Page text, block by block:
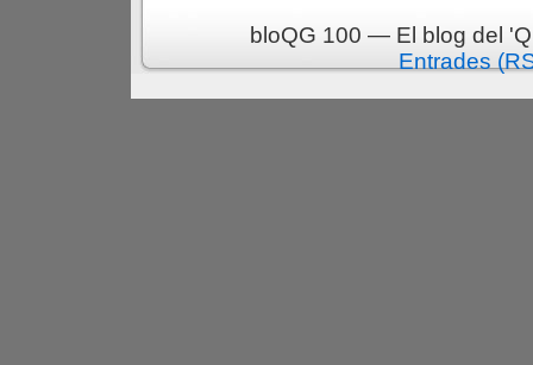
bloQG 100 — El blog del
Entrades